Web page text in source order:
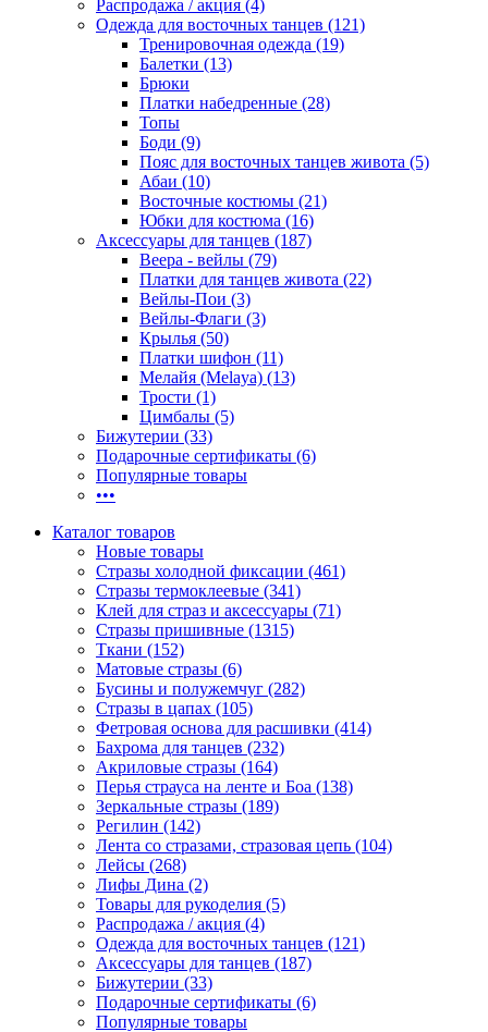
Распродажа / акция (4)
Одежда для восточных танцев (121)
Тренировочная одежда (19)
Балетки (13)
Брюки
Платки набедренные (28)
Топы
Боди (9)
Пояс для восточных танцев живота (5)
Абаи (10)
Восточные костюмы (21)
Юбки для костюма (16)
Аксессуары для танцев (187)
Веера - вейлы (79)
Платки для танцев живота (22)
Вейлы-Пои (3)
Вейлы-Флаги (3)
Крылья (50)
Платки шифон (11)
Мелайя (Melaya) (13)
Трости (1)
Цимбалы (5)
Бижутерии (33)
Подарочные сертификаты (6)
Популярные товары
•••
Каталог товаров
Новые товары
Стразы холодной фиксации (461)
Стразы термоклеевые (341)
Клей для страз и аксессуары (71)
Стразы пришивные (1315)
Ткани (152)
Матовые стразы (6)
Бусины и полужемчуг (282)
Стразы в цапах (105)
Фетровая основа для расшивки (414)
Бахрома для танцев (232)
Акриловые стразы (164)
Перья страуса на ленте и Боа (138)
Зеркальные стразы (189)
Регилин (142)
Лента со стразами, стразовая цепь (104)
Лейсы (268)
Лифы Дина (2)
Товары для рукоделия (5)
Распродажа / акция (4)
Одежда для восточных танцев (121)
Аксессуары для танцев (187)
Бижутерии (33)
Подарочные сертификаты (6)
Популярные товары